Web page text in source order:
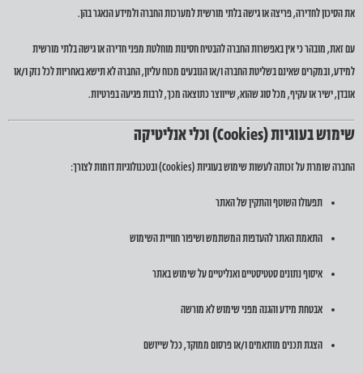
את הסיכון לחדירה, פריצה או גישה בלתי מורשית למערכות החברה ולמידע הנאגר בהן.
עם זאת, מובהר כי אין באפשרות החברה להבטיח חסינות מוחלטת מפני חדירה או גישה בלתי מורשית
למידע, ובמקרים שאינם בשליטת החברה ו/או הנובעים מכוח עליון, החברה לא תישא באחריות לכל נזק ו/או
אובדן, ישיר או עקיף, מכל סוג שהוא, שייווצר כתוצאה מכך, לרבות פגיעה בפרטיות.
שימוש בעוגיות (Cookies) וכלי אנליטיקה
החברה שומרת על זכותה לעשות שימוש בעוגיות (Cookies) ובטכנולוגיות דומות לצורך:
תפעולו השוטף והתקין של האתר
התאמת האתר להעדפות המשתמש ושיפור חוויית השימוש
איסוף נתונים סטטיסטיים ואנליטיים על שימוש באתר
אבטחת מידע והגנה מפני שימוש לא מורשה
הצגת תכנים מותאמים ו/או פרסום ממוקד, ככל שייושם